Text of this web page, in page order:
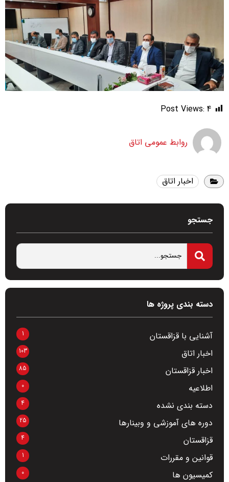
Post Views: 4
روابط عمومی اتاق
اخبار اتاق
جستجو
دسته بندی پروژه ها
آشنایی با قزاقستان 1
اخبار اتاق 103
اخبار قزاقستان 85
اطلاعیه 0
دسته بندی نشده 4
دوره های آموزشی و وبینارها 25
قزاقستان 4
قوانین و مقررات 1
کمیسیون ها 0